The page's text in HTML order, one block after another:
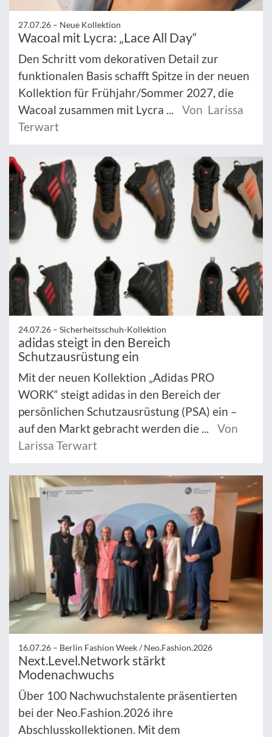
27.07.26 – Neue Kollektion
Wacoal mit Lycra: „Lace All Day“
Den Schritt vom dekorativen Detail zur
funktionalen Basis schafft Spitze in der neuen
Kollektion für Frühjahr/Sommer 2027, die
Wacoal zusammen mit Lycra ...
Von Larissa
Terwart
24.07.26 – Sicherheitsschuh-Kollektion
adidas steigt in den Bereich
Schutzausrüstung ein
Mit der neuen Kollektion „Adidas PRO
WORK“ steigt adidas in den Bereich der
persönlichen Schutzausrüstung (PSA) ein –
auf den Markt gebracht werden die ...
Von
Larissa Terwart
16.07.26 – Berlin Fashion Week / Neo.Fashion.2026
Next.Level.Network stärkt
Modenachwuchs
Über 100 Nachwuchstalente präsentierten
bei der Neo.Fashion.2026 ihre
Abschlusskollektionen. Mit dem